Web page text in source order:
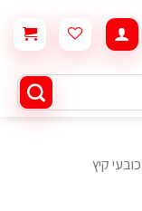
כובעי קיץ